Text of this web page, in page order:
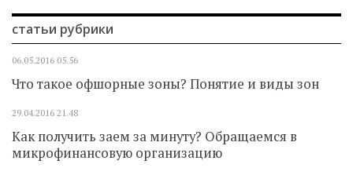
статьи рубрики
06.05.2016 05.56
Что такое офшорные зоны? Понятие и виды зон
29.04.2016 21.48
Как получить заем за минуту? Обращаемся в
микрофинансовую организацию